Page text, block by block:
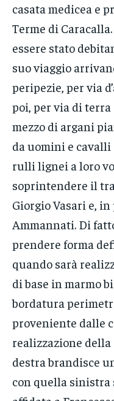
casata medicea e
Terme di
essere stato
suo viaggio
peripezie, per via
poi, per via di
mezzo di argani
da uomini e cavalli
rulli lignei a loro
soprintendere il
Giorgio Vasari e,
Ammannati. Di
prendere forma
quando sarà
di base in marmo
bordatura
proveniente dalle
realizzazione della
destra brandisce
con quella sinistra